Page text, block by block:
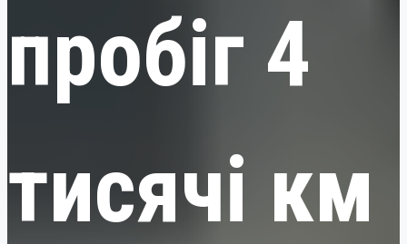
пробіг 4
тисячі км